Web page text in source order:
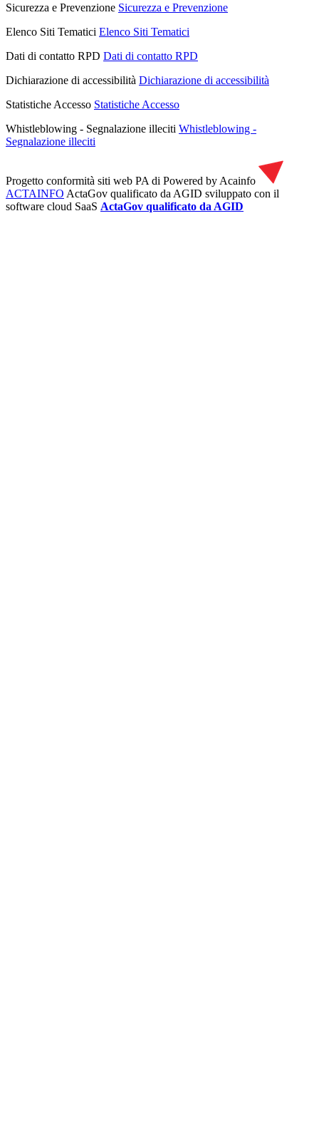
Sicurezza e Prevenzione Sicurezza e Prevenzione
Elenco Siti Tematici Elenco Siti Tematici
Dati di contatto RPD Dati di contatto RPD
Dichiarazione di accessibilità Dichiarazione di accessibilità
Statistiche Accesso Statistiche Accesso
Whistleblowing - Segnalazione illeciti Whistleblowing -
Segnalazione illeciti
Progetto conformità siti web PA di Powered by Acainfo
ACTAINFO ActaGov qualificato da AGID sviluppato con il
software cloud SaaS ActaGov qualificato da AGID